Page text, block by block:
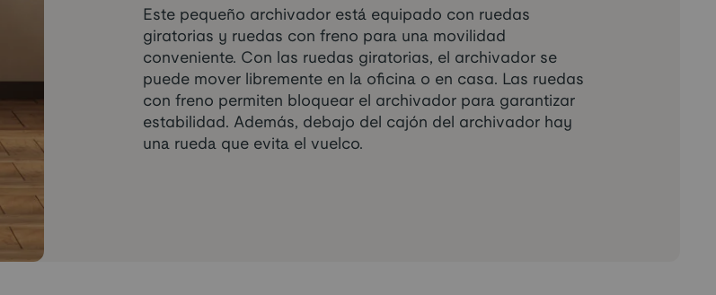
Este pequeño archivador está equipado con ruedas
giratorias y ruedas con freno para una movilidad
conveniente. Con las ruedas giratorias, el archivador se
puede mover libremente en la oficina o en casa. Las ruedas
con freno permiten bloquear el archivador para garantizar
estabilidad. Además, debajo del cajón del archivador hay
una rueda que evita el vuelco.